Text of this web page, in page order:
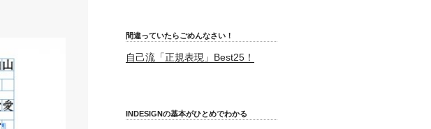
間違っていたらごめんなさい！
自己流「正規表現」Best25！
INDESIGNの基本がひとめでわかる